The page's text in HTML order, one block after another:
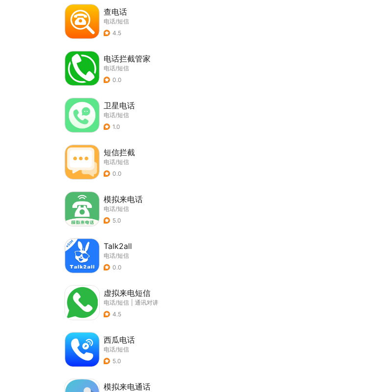
查电话
电话/短信
4.5
电话拦截管家
电话/短信
0.0
卫星电话
电话/短信
1.0
短信拦截
电话/短信
0.0
模拟来电话
电话/短信
5.0
Talk2all
电话/短信
0.0
虚拟来电短信
电话/短信
通讯对讲
4.5
西瓜电话
电话/短信
5.0
模拟来电通话